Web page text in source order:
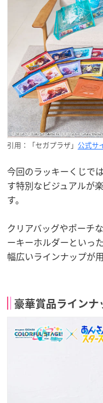
引用：「セガプラザ」 公式サ
今回のラッキーくじで
す特別なビジュアルが
す。
クリアバッグやポーチ
ーキーホルダーといっ
幅広いラインナップが
豪華賞品ラインナ